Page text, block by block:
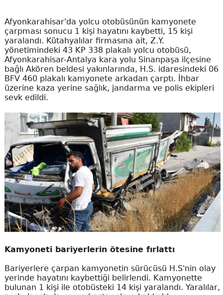
Afyonkarahisar'da yolcu otobüsünün kamyonete
çarpması sonucu 1 kişi hayatını kaybetti, 15 kişi
yaralandı. Kütahyalılar firmasına ait, Z.Y.
yönetimindeki 43 KP 338 plakalı yolcu otobüsü,
Afyonkarahisar-Antalya kara yolu Sinanpaşa ilçesine
bağlı Akören beldesi yakınlarında, H.S. idaresindeki 06
BFV 460 plakalı kamyonete arkadan çarptı. İhbar
üzerine kaza yerine sağlık, jandarma ve polis ekipleri
sevk edildi.
Kamyoneti bariyerlerin ötesine fırlattı
Bariyerlere çarpan kamyonetin sürücüsü H.S'nin olay
yerinde hayatını kaybettiği belirlendi. Kamyonette
bulunan 1 kişi ile otobüsteki 14 kişi yaralandı. Yaralılar,